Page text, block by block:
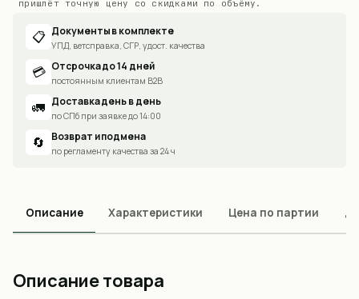
пришлёт точную цену со скидками по объёму.
📋 Документы в комплекте
УПД, ветсправка, СГР, удост. качества
💳 Отсрочка до 14 дней
постоянным клиентам B2B
🚛 Доставка день в день
по СПб при заявке до 14:00
🔄 Возврат и подмена
по регламенту качества за 24 ч
Описание Характеристики Цена по партии
Описание товара